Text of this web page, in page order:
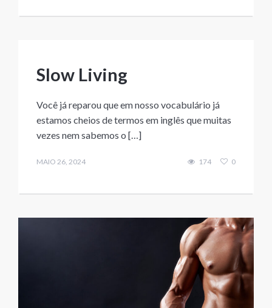
Slow Living
Você já reparou que em nosso vocabulário já
estamos cheios de termos em inglês que muitas
vezes nem sabemos o […]
MAIO 26, 2024 174 0